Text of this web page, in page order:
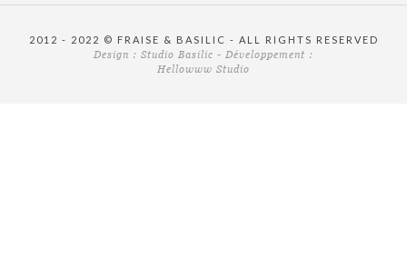
2012 - 2022 © FRAISE & BASILIC - ALL RIGHTS RESERVED
Design : Studio Basilic - Développement :
Hellowww Studio